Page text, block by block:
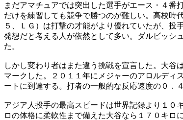
まだアマチュアでは突出した選手がエース・４
だけを練習しても競争で勝つのが難しい。高校時
５、ＬＧ）は打撃の才能がより優れていたが、
発想だと考える人が依然として多い。ダルビッシ
た。
しかし変わり者はまた違う挑戦を宣言した。大
マークした。２０１１年にメジャーのアロルディ
ートに到達する。打者の一般的な反応速度の０．
アジア人投手の最高スピードは世界記録より１０
ロの体格に柔軟性まで備えた大谷なら１７０キロ